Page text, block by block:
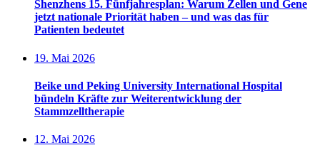
Shenzhens 15. Fünfjahresplan: Warum Zellen und Gene
jetzt nationale Priorität haben – und was das für
Patienten bedeutet
19. Mai 2026
Beike und Peking University International Hospital
bündeln Kräfte zur Weiterentwicklung der
Stammzelltherapie
12. Mai 2026